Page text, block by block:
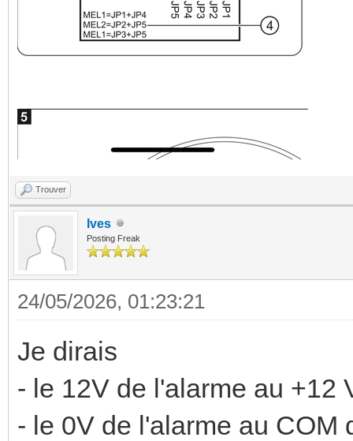
Trouver
Ives
Posting Freak
24/05/2026, 01:23:21
Je dirais
- le 12V de l'alarme au +12
- le 0V de l'alarme au COM